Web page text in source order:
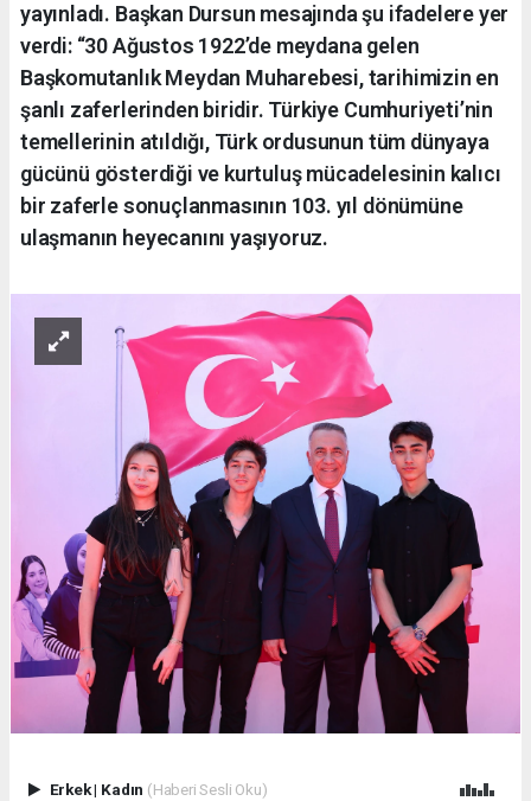
yayınladı. Başkan Dursun mesajında şu ifadelere yer
verdi: “30 Ağustos 1922’de meydana gelen
Başkomutanlık Meydan Muharebesi, tarihimizin en
şanlı zaferlerinden biridir. Türkiye Cumhuriyeti’nin
temellerinin atıldığı, Türk ordusunun tüm dünyaya
gücünü gösterdiği ve kurtuluş mücadelesinin kalıcı
bir zaferle sonuçlanmasının 103. yıl dönümüne
ulaşmanın heyecanını yaşıyoruz.
Erkek| Kadın (Haberi Sesli Oku)